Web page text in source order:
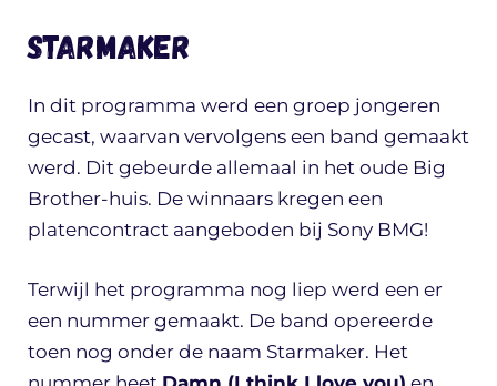
Starmaker
In dit programma werd een groep jongeren
gecast, waarvan vervolgens een band gemaakt
werd. Dit gebeurde allemaal in het oude Big
Brother-huis. De winnaars kregen een
platencontract aangeboden bij Sony BMG!
Terwijl het programma nog liep werd een er
een nummer gemaakt. De band opereerde
toen nog onder de naam Starmaker. Het